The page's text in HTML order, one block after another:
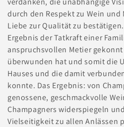
g
o
r
i
e
:
durch den Respekt zu Wein
Liebe zur Qualität zu
Ergebnis der Tatkraft einer
anspruchsvollen Metier
überwunden hat und somit die
Hauses und die damit
konnte. Das Ergebnis: von
genossene, geschmackvolle
Champagners widerspiegeln
Vielseitigkeit zu allen Anlässen